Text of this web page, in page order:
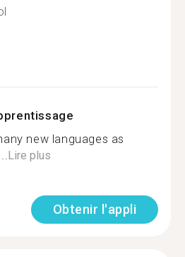
new languages as
Lire plus
Obtenir l'appli